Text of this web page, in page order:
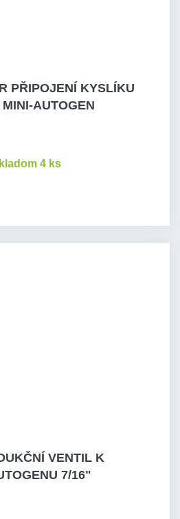
PŘIPOJENÍ KYSLÍKU
AUTOGEN
4 ks
VENTIL K
7/16"